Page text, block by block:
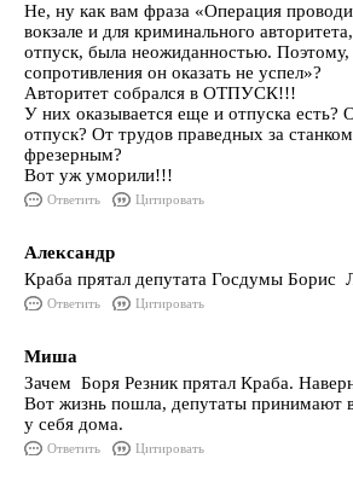
Не, ну как вам фраза «Операция
вокзале и для криминального
отпуск, была неожиданностью. Поэтому,
сопротивления он оказать не успел»?
Авторитет собрался в ОТПУСК!!!
У них оказывается еще и отпуска есть?
отпуск? От трудов праведных за
фрезерным?
Вот уж уморили!!!
Ответить Цитировать
Александр
Краба прятал депутата Госдумы Борис
Ответить Цитировать
Миша
Зачем Боря Резник прятал Краба.
Вот жизнь пошла, депутаты принимают
у себя дома.
Ответить Цитировать